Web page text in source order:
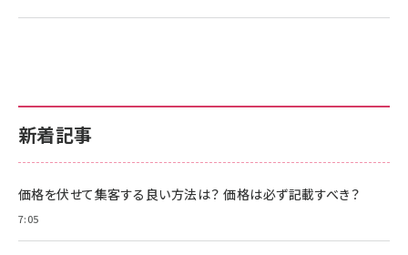
新着記事
価格を伏せて集客する良い方法は？ 価格は必ず記載すべき？
7:05